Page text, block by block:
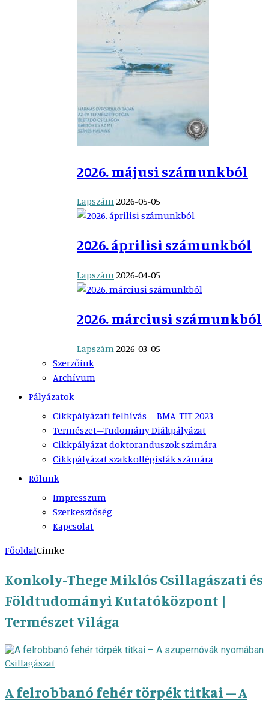
2026. májusi számunkból
Lapszám2026-05-05
2026. áprilisi számunkból
Lapszám2026-04-05
2026. márciusi számunkból
Lapszám2026-03-05
Szerzőink
Archívum
Pályázatok
Cikkpályázati felhívás – BMA-TIT 2023
Természet–Tudomány Diákpályázat
Cikkpályázat doktoranduszok számára
Cikkpályázat szakkollégisták számára
Rólunk
Impresszum
Szerkesztőség
Kapcsolat
FőoldalCímke
Konkoly-Thege Miklós Csillagászati és
Földtudományi Kutatóközpont |
Természet Világa
Csillagászat
A felrobbanó fehér törpék titkai – A